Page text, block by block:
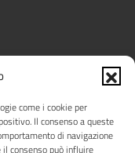
come i cookie per
Il consenso a queste
di navigazione
consenso può influire